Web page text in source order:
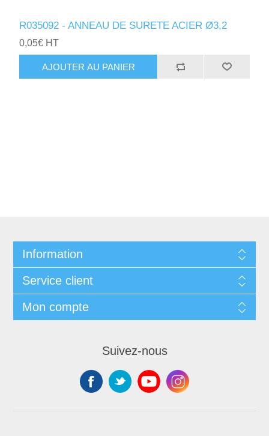
R035092 - ANNEAU DE SURETE ACIER Ø3,2
0,05€ HT
AJOUTER AU PANIER
Information
Service client
Mon compte
Suivez-nous